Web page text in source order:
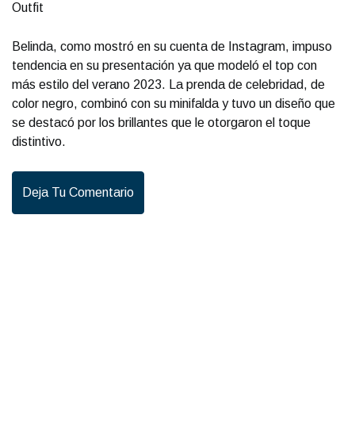
Outfit
Belinda, como mostró en su cuenta de Instagram, impuso
tendencia en su presentación ya que modeló el top con
más estilo del verano 2023. La prenda de celebridad, de
color negro, combinó con su minifalda y tuvo un diseño que
se destacó por los brillantes que le otorgaron el toque
distintivo.
Deja Tu Comentario